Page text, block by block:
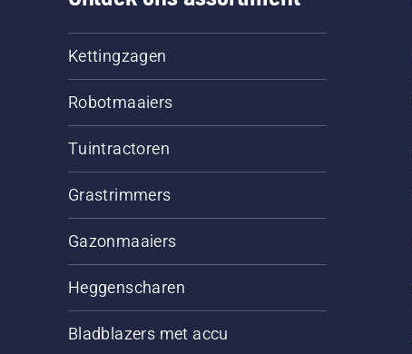
Kettingzagen
Robotmaaiers
Tuintractoren
Grastrimmers
Gazonmaaiers
Heggenscharen
Bladblazers met accu